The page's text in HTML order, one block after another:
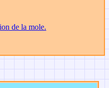
de la mole.